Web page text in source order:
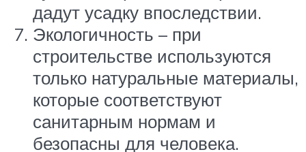
дадут усадку впоследствии.
Экологичность – при
строительстве используются
только натуральные материалы,
которые соответствуют
санитарным нормам и
безопасны для человека.